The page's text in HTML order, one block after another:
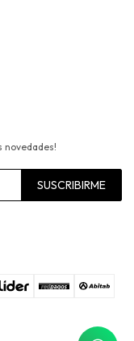
novedades!
SUSCRIBIRME